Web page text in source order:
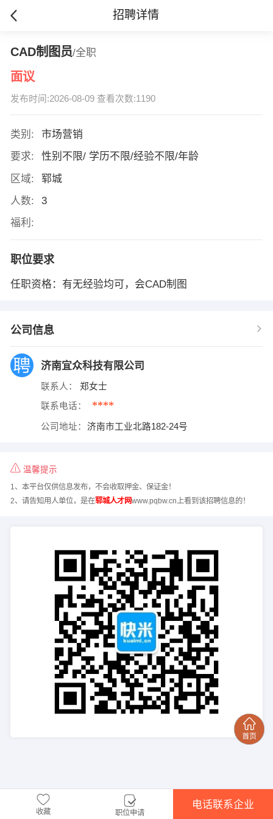
招聘详情
CAD制图员/全职
面议
发布时间:2026-08-09 查看次数:1190
类别:
市场营销
要求:
性别不限/ 学历不限/经验不限/年龄
区域:
郓城
人数:
3
福利:
职位要求
任职资格：有无经验均可，会CAD制图
公司信息
济南宜众科技有限公司
联系人： 郑女士
联系电话： ****
公司地址： 济南市工业北路182-24号
温馨提示
1、本平台仅供信息发布，不会收取押金、保证金！
2、请告知用人单位，是在郓城人才网www.pqbw.cn上看到该招聘信息的！
收藏 职位申请
电话联系企业